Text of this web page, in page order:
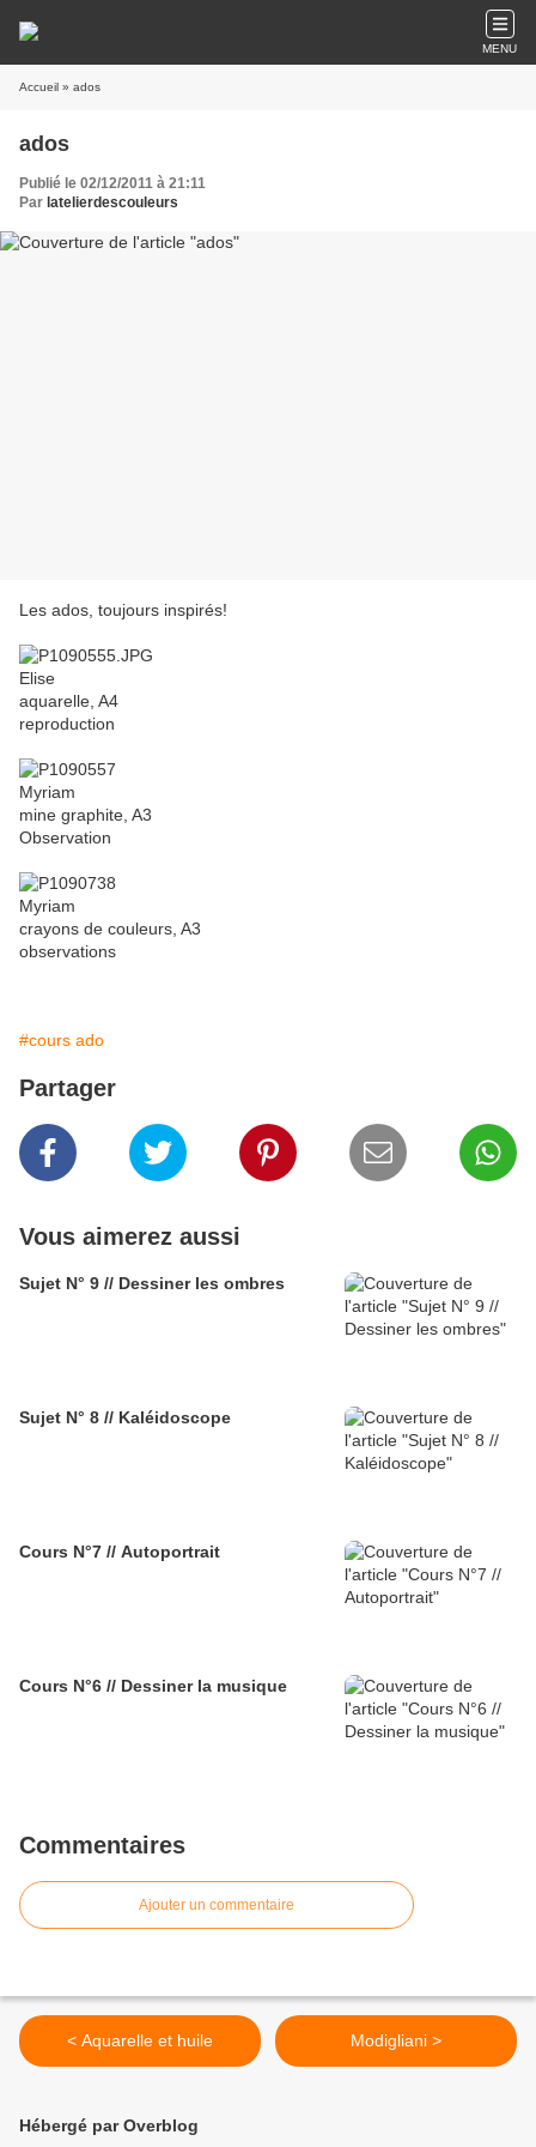
MENU
Accueil » ados
ados
Publié le 02/12/2011 à 21:11
Par latelierdescouleurs
Les ados, toujours inspirés!
Elise
aquarelle, A4
reproduction
Myriam
mine graphite, A3
Observation
Myriam
crayons de couleurs, A3
observations
#cours ado
Partager
Vous aimerez aussi
Sujet N° 9 // Dessiner les ombres
Sujet N° 8 // Kaléidoscope
Cours N°7 // Autoportrait
Cours N°6 // Dessiner la musique
Commentaires
Ajouter un commentaire
< Aquarelle et huile Modigliani >
Hébergé par Overblog